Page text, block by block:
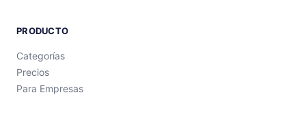
PRODUCTO
Categorías
Precios
Para Empresas